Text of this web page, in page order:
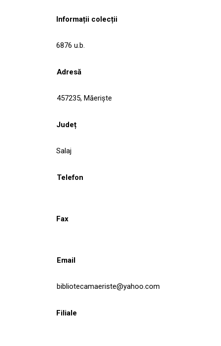
Informații colecții
6876 u.b.
Adresă
457235, Măerişte
Județ
Salaj
Telefon
Fax
Email
bibliotecamaeriste@yahoo.com
Filiale